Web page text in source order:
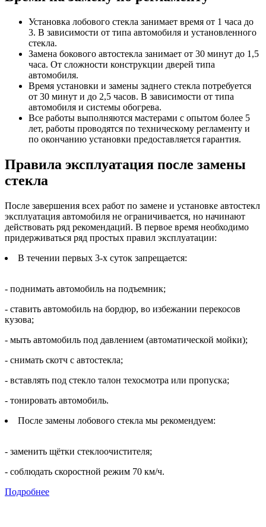
Установка лобового стекла занимает время от 1 часа до
3. В зависимости от типа автомобиля и установленного
стекла.
Замена бокового автостекла занимает от 30 минут до 1,5
часа. От сложности конструкции дверей типа
автомобиля.
Время установки и замены заднего стекла потребуется
от 30 минут и до 2,5 часов. В зависимости от типа
автомобиля и системы обогрева.
Все работы выполняются мастерами с опытом более 5
лет, работы проводятся по техническому регламенту и
по окончанию установки предоставляется гарантия.
Правила эксплуатация после замены
стекла
После завершения всех работ по замене и установке автостекл
эксплуатация автомобиля не ограничивается, но начинают
действовать ряд рекомендаций. В первое время необходимо
придерживаться ряд простых правил эксплуатации:
В течении первых 3-х суток запрещается:
- поднимать автомобиль на подъемник;
- ставить автомобиль на бордюр, во избежании перекосов
кузова;
- мыть автомобиль под давлением (автоматической мойки);
- снимать скотч с автостекла;
- вставлять под стекло талон техосмотра или пропуска;
- тонировать автомобиль.
После замены лобового стекла мы рекомендуем:
- заменить щётки стеклоочистителя;
- соблюдать скоростной режим 70 км/ч.
Подробнее